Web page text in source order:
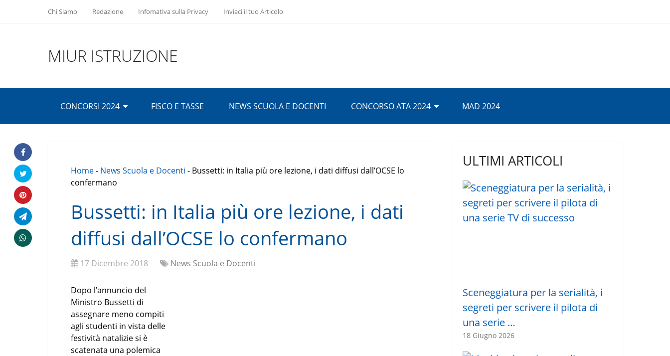
Chi Siamo Redazione Infomativa sulla Privacy Inviaci il tuo Articolo
MIUR ISTRUZIONE
CONCORSI 2024 FISCO E TASSE NEWS SCUOLA E DOCENTI CONCORSO ATA 2024 MAD 2024
Home- News Scuola e Docenti - Bussetti: in Italia più ore lezione, i dati diffusi dall’OCSE lo
confermano
Bussetti: in Italia più ore lezione, i dati
diffusi dall’OCSE lo confermano
17 Dicembre 2018 News Scuola e Docenti
Dopo l’annuncio del
Ministro Bussetti di
assegnare meno compiti
agli studenti in vista delle
festività natalizie si è
scatenata una polemica
ULTIMI ARTICOLI
Sceneggiatura per la serialità, i
segreti per scrivere il pilota di
una serie …
18 Giugno 2026